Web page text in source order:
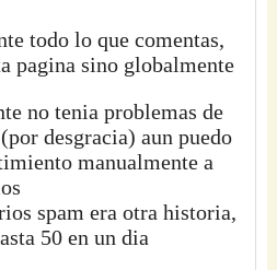
todo lo que comentas,
pagina sino globalmente
no tenia problemas de
desgracia) aun puedo
manualmente a
spam era otra historia,
50 en un dia